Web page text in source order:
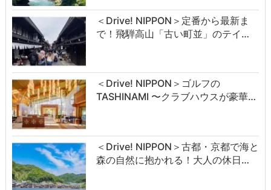
＜Drive! NIPPON＞定番から最新ま
で！飛騨高山「古い町並」のテイ…
＜Drive! NIPPON＞ゴルフの
TASHINAMI 〜クラブハウスが豪華…
＜Drive! NIPPON＞古都・京都で海と
森の自然に抱かれる！大人の休日…